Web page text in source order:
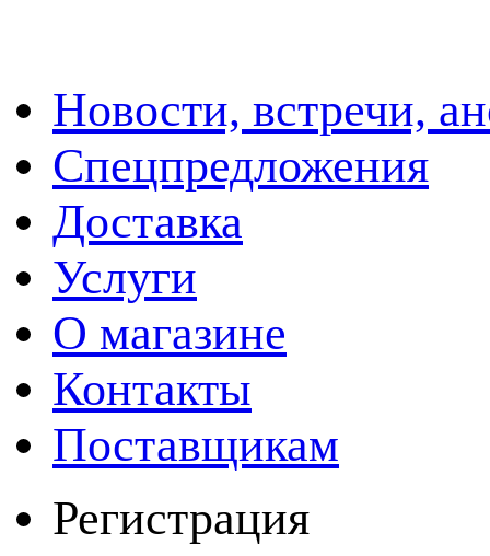
Новости, встречи,
Спецпредложения
Доставка
Услуги
О магазине
Контакты
Поставщикам
Регистрация